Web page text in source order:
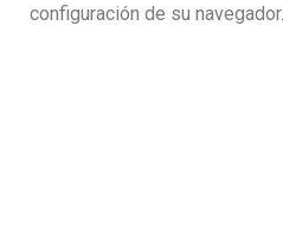
configuración de su navegador.